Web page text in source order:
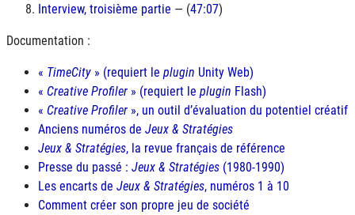
Interview, troisième partie — (47:07)
Documentation :
« TimeCity » (requiert le plugin Unity Web)
« Creative Profiler » (requiert le plugin Flash)
« Creative Profiler », un outil d’évaluation du potentiel créatif
Anciens numéros de Jeux & Stratégies
Jeux & Stratégies, la revue français de référence
Presse du passé : Jeux & Stratégies (1980-1990)
Les encarts de Jeux & Stratégies, numéros 1 à 10
Comment créer son propre jeu de société